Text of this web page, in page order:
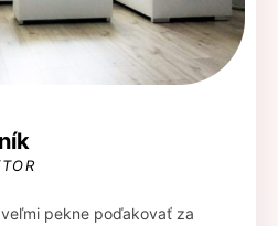
veľmi pekne poďakovať za